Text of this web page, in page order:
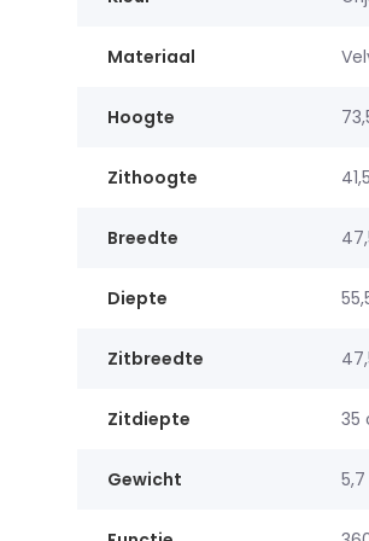
Materiaal
Hoogte
Zithoogte
Breedte
Diepte
Zitbreedte
Zitdiepte 35
Gewicht